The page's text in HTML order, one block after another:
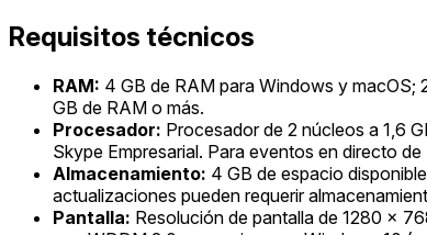
Requisitos técnicos
RAM: 4 GB de RAM para Windows y macOS;
GB de RAM o más.
Procesador: Procesador de 2 núcleos a 1,6
Skype Empresarial. Para eventos en directo
Almacenamiento: 4 GB de espacio
actualizaciones pueden requerir
Pantalla: Resolución de pantalla de 1280 x